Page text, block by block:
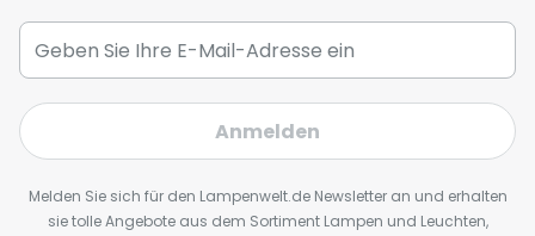
Anmelden
Melden Sie sich für den Lampenwelt.de Newsletter an und erhalten
sie tolle Angebote aus dem Sortiment Lampen und Leuchten,